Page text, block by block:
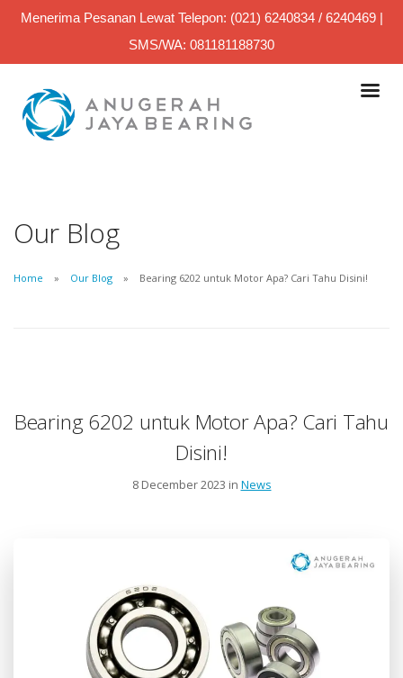
Menerima Pesanan Lewat Telepon: (021) 6240834 / 6240469 |
SMS/WA: 081181188730
Our Blog
Home Our Blog Bearing 6202 untuk Motor Apa? Cari Tahu Disini!
Bearing 6202 untuk Motor Apa? Cari Tahu
Disini!
8 December 2023 in News